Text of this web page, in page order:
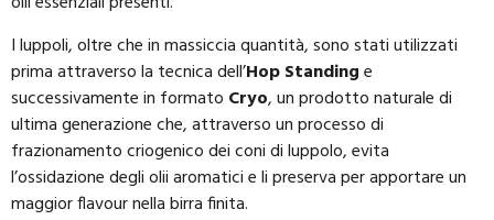
I luppoli, oltre che in massiccia quantità, sono stati utilizzati
prima attraverso la tecnica dell’Hop Standinge
successivamente in formato Cryo, un prodotto naturale di
ultima generazione che, attraverso un processo di
frazionamento criogenico dei coni di luppolo, evita
l’ossidazione degli olii aromatici e li preserva per apportare un
maggior flavour nella birra finita.